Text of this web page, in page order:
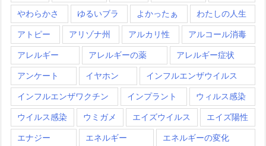
やわらかさ ゆるいブラ よかったぁ わたしの人生
アトピー アリゾナ州 アルカリ性 アルコール消毒
アレルギー アレルギーの薬 アレルギー症状
アンケート イヤホン インフルエンザウイルス
インフルエンザワクチン インプラント ウィルス感染
ウイルス感染 ウミガメ エイズウイルス エイズ陽性
エナジー エネルギー エネルギーの変化